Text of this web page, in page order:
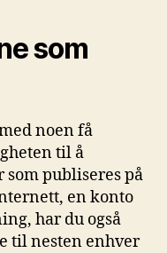
som
noen få
til å
publiseres på
en konto
har du også
til nesten enhver